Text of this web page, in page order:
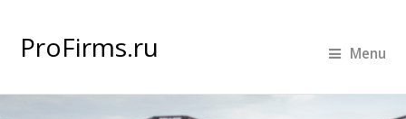
ProFirms.ru Menu